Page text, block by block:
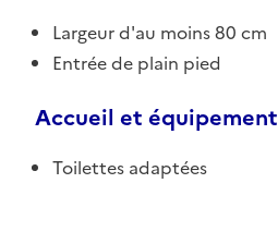
Largeur d'au moins 80 cm
Entrée de plain pied
Accueil et équipement
Toilettes adaptées